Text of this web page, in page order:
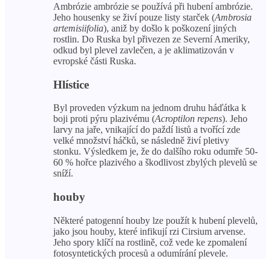
Ambrózie ambrózie se používá při hubení ambrózie.
Jeho housenky se živí pouze listy starček (Ambrosia
artemisiifolia), aniž by došlo k poškození jiných
rostlin. Do Ruska byl přivezen ze Severní Ameriky,
odkud byl plevel zavlečen, a je aklimatizován v
evropské části Ruska.
Hlístice
Byl proveden výzkum na jednom druhu háďátka k
boji proti pýru plazivému (Acroptilon repens). Jeho
larvy na jaře, vnikající do paždí listů a tvořící zde
velké množství háčků, se následně živí pletivy
stonku. Výsledkem je, že do dalšího roku odumře 50-
60 % hořce plazivého a škodlivost zbylých plevelů se
sníží.
houby
Některé patogenní houby lze použít k hubení plevelů,
jako jsou houby, které infikují rzi Cirsium arvense.
Jeho spory klíčí na rostlině, což vede ke zpomalení
fotosyntetických procesů a odumírání plevele.